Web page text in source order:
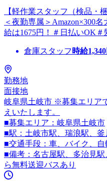
【軽作業スタッフ（検品
＜夜勤専属＞Amazon×300
給は1675円！＃日払いOK＃
倉庫スタッフ 時給1,340
勤務地
面接地
岐阜県土岐市 ※募集エリア
えいたします。
■募集エリア：岐阜県土岐市
■駅：土岐市駅、瑞浪駅、釜
■交通手段：車、バイク、
■備考：名古屋駅、多治見
ら無料送迎バスあり